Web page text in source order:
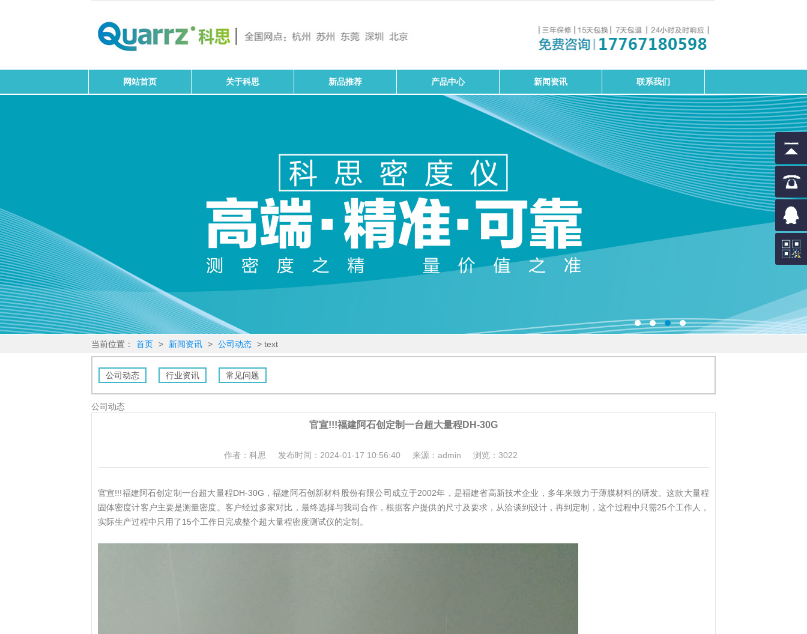
网站首页 关于科思 新品推荐 产品中心 新闻资讯 联系我们
当前位置： 首页 > 新闻资讯 > 公司动态 > text
公司动态 行业资讯 常见问题
公司动态
官宣!!!福建阿石创定制一台超大量程DH-30G
作者：科思 发布时间：2024-01-17 10:56:40 来源：admin 浏览： 3022
官宣!!!福建阿石创定制一台超大量程DH-30G，福建阿石创新材料股份有限公司成立于2002年，是福建省高新技术企业，多年来致力于薄膜材料的研发。这款大量程
固体密度计客户主要是测量密度。客户经过多家对比，最终选择与我司合作，根据客户提供的尺寸及要求，从洽谈到设计，再到定制，这个过程中只需25个工作人，
实际生产过程中只用了15个工作日完成整个超大量程密度测试仪的定制。